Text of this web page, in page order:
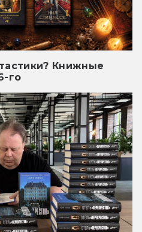
Книжные
го